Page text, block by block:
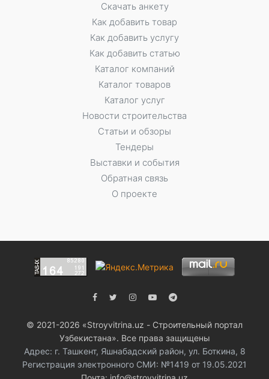
Скачать анкету
Как добавить товар
Как добавить услугу
Как добавить статью
Каталог компаний
Каталог товаров
Каталог услуг
Новости строительства
Статьи и обзоры
Тендеры
Выставки и события
Обратная связь
О проекте
© 2021-2026 «Stroyvitrina.uz - Строительный портал
Узбекистана». Все права защищены
Адрес: г. Ташкент, Яшнабадский район, ул. Боткина, 8
Регистрация электронного СМИ: №1419 от 19.05.2021